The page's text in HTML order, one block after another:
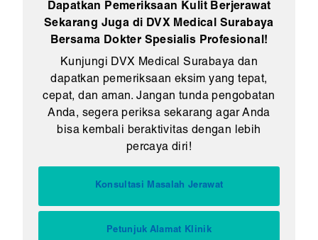
Dapatkan Pemeriksaan Kulit Berjerawat
Sekarang Juga di DVX Medical Surabaya
Bersama Dokter Spesialis Profesional!
Kunjungi DVX Medical Surabaya dan
dapatkan pemeriksaan eksim yang tepat,
cepat, dan aman. Jangan tunda pengobatan
Anda, segera periksa sekarang agar Anda
bisa kembali beraktivitas dengan lebih
percaya diri!
Konsultasi Masalah Jerawat
Petunjuk Alamat Klinik